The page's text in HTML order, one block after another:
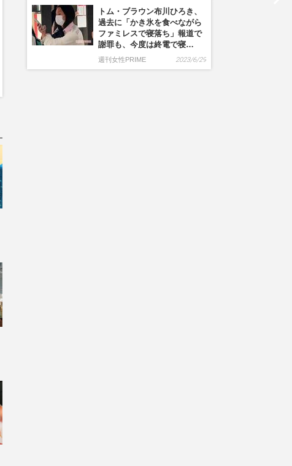
トム・ブラウン布川ひろき、
過去に「かき氷を食べながら
ファミレスで寝落ち」報道で
謝罪も、今度は終電で寝…
週刊女性PRIME 2023/6/29